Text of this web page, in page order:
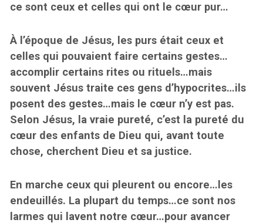
ce sont ceux et celles qui ont le cœur pur…
À l’époque de Jésus, les purs était ceux et
celles qui pouvaient faire certains gestes…
accomplir certains rites ou rituels…mais
souvent Jésus traite ces gens d’hypocrites…ils
posent des gestes…mais le cœur n’y est pas.
Selon Jésus, la vraie pureté, c’est la pureté du
cœur des enfants de Dieu qui, avant toute
chose, cherchent Dieu et sa justice.
En marche ceux qui pleurent ou encore…les
endeuillés. La plupart du temps…ce sont nos
larmes qui lavent notre cœur…pour avancer